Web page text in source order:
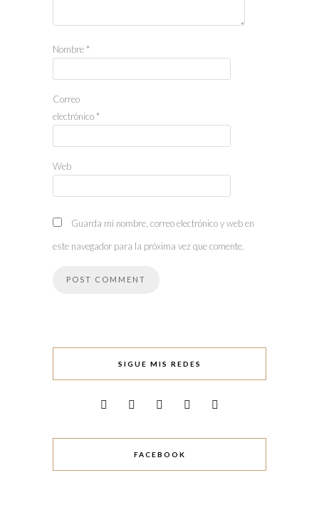
Nombre *
Correo
electrónico *
Web
Guarda mi nombre, correo electrónico y web en
este navegador para la próxima vez que comente.
SIGUE MIS REDES
FACEBOOK